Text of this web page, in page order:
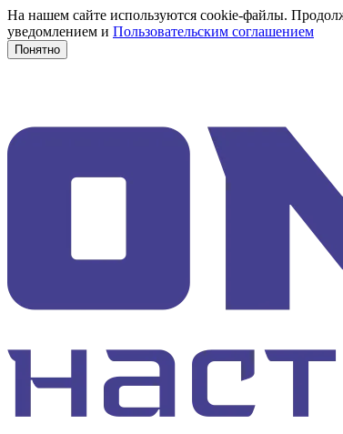
На нашем сайте используются cookie-файлы.
уведомлением и Пользовательским соглашением
Понятно